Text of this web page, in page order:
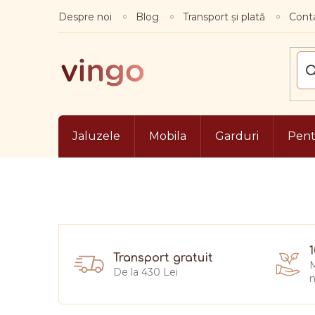
Despre noi Blog Transport și plată
Jaluzele Mobila Garduri
Transport gratuit
De la 430 Lei